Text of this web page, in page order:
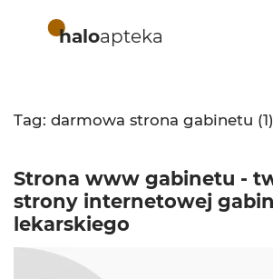
haloapteka
Tag: darmowa strona gabinetu (1)
Strona www gabinetu -
strony internetowej
lekarskiego